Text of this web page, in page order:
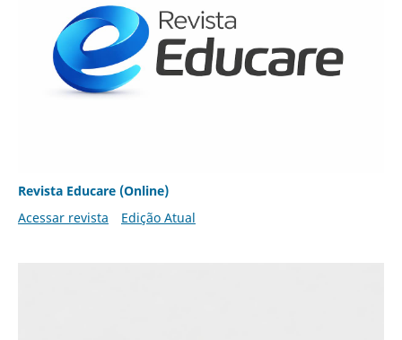
Revista Educare (Online)
Acessar revista
Edição Atual